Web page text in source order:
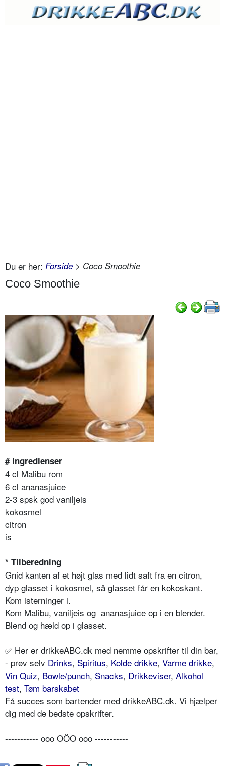
Du er her: Forside > Coco Smoothie
Coco Smoothie
# Ingredienser
4 cl Malibu rom
6 cl ananasjuice
2-3 spsk god vaniljeis
kokosmel
citron
is
* Tilberedning
Gnid kanten af et højt glas med lidt saft fra en citron,
dyp glasset i kokosmel, så glasset får en kokoskant.
Kom isterninger i.
Kom Malibu, vaniljeis og ananasjuice op i en blender.
Blend og hæld op i glasset.
✅ Her er drikkeABC.dk med nemme opskrifter til din bar,
- prøv selv Drinks, Spiritus, Kolde drikke, Varme drikke,
Vin Quiz, Bowle/punch, Snacks, Drikkeviser, Alkohol
test, Tøm barskabet
Få succes som bartender med drikkeABC.dk. Vi hjælper
dig med de bedste opskrifter.
----------- ooo OÔO ooo -----------